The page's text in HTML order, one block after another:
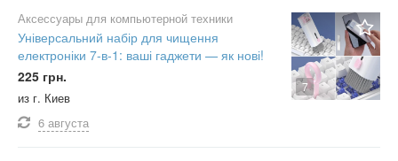
7
Аксессуары для компьютерной техники
Універсальний набір для чищення
електроніки 7-в-1: ваші гаджети — як нові!
225 грн.
из г. Киев
6 августа